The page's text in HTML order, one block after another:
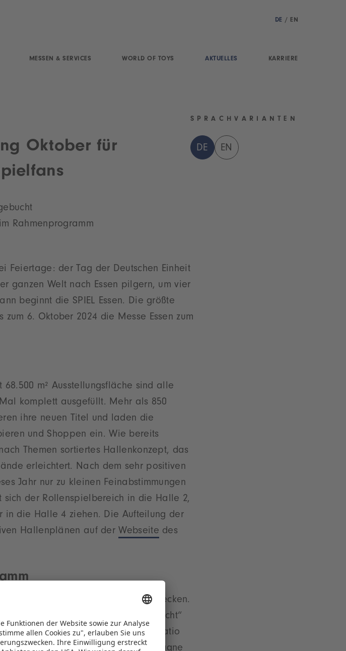
DE / EN
MESSEN & SERVICES WORLD OF TOYS AKTUELLES KARRIERE
SPRACHVARIANTEN
DE EN
Oktober für
Rahmenprogramm
Feiertage: der Tag der Deutschen Einheit
ganzen Welt nach Essen pilgern, um vier
beginnt die SPIEL Essen. Die größte
6. Oktober 2024 die Messe Essen zum
68.500 m² Ausstellungsfläche sind alle
komplett ausgefüllt. Mehr als 850
ihre neuen Titel und laden die
und Shoppen ein. Wie bereits
Themen sortiertes Hallenkonzept, das
erleichtert. Nach dem sehr positiven
Jahr nur zu kleinen Feinabstimmungen
sich der Rollenspielbereich in die Halle 2,
in die Halle 4 ziehen. Die Aufteilung der
Hallenplänen auf der Webseite des
Rahmenprogramm zu entdecken.
übergreifende Projekt „Finsterwacht“
Schwarze Auge“. Die Band Saltatio